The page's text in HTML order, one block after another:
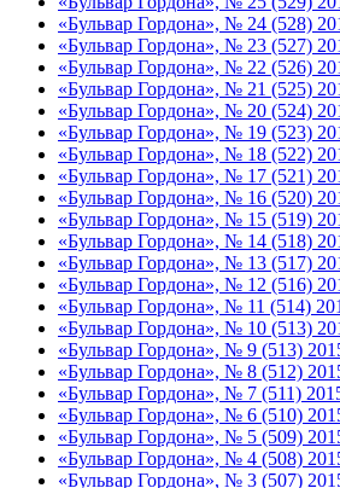
«Бульвар Гордона», № 24 (528)
«Бульвар Гордона», № 23 (527)
«Бульвар Гордона», № 22 (526)
«Бульвар Гордона», № 21 (525)
«Бульвар Гордона», № 20 (524)
«Бульвар Гордона», № 19 (523)
«Бульвар Гордона», № 18 (522)
«Бульвар Гордона», № 17 (521)
«Бульвар Гордона», № 16 (520)
«Бульвар Гордона», № 15 (519)
«Бульвар Гордона», № 14 (518)
«Бульвар Гордона», № 13 (517)
«Бульвар Гордона», № 12 (516)
«Бульвар Гордона», № 11 (514)
«Бульвар Гордона», № 10 (513)
«Бульвар Гордона», № 9 (513)
«Бульвар Гордона», № 8 (512)
«Бульвар Гордона», № 7 (511)
«Бульвар Гордона», № 6 (510)
«Бульвар Гордона», № 5 (509)
«Бульвар Гордона», № 4 (508)
«Бульвар Гордона», № 3 (507)